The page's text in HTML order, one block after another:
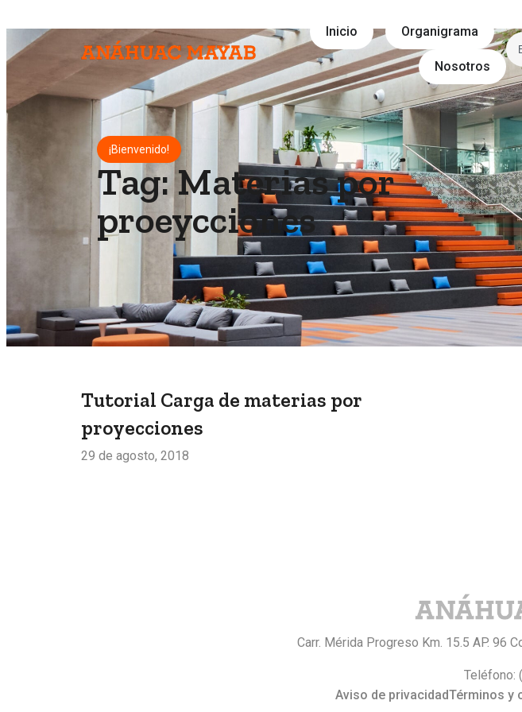
Inicio Organigrama
Nosotros
¡Bienvenido!
Tag: Materias por
proeycciones
Tutorial Carga de materias por
proyecciones
29 de agosto, 2018
Carr. Mérida Progreso Km. 15.5 AP. 96
Teléfono:
Aviso de privacidadTérminos y